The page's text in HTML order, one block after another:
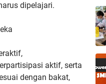
dipelajari.
aktif, serta
dengan bakat,